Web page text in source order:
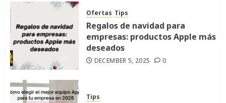
Ofertas Tips
Regalos de navidad para
empresas: productos Apple más
deseados
DECEMBER 5, 2025 0
Tips